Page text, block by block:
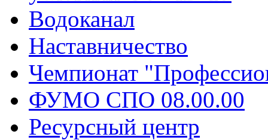
Водоканал
Наставничество
Чемпионат
ФУМО СПО 08.00.00
Ресурсный центр